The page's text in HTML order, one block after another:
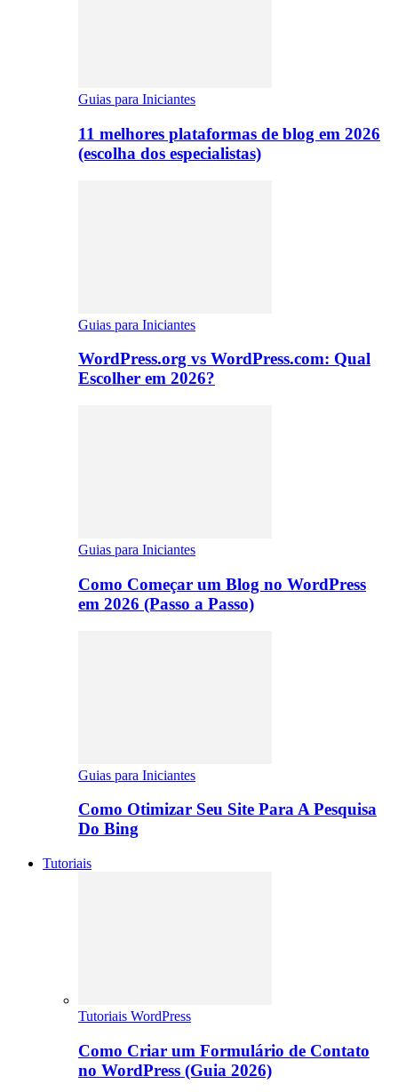
Guias para Iniciantes
11 melhores plataformas de blog em 2026
(escolha dos especialistas)
Guias para Iniciantes
WordPress.org vs WordPress.com: Qual
Escolher em 2026?
Guias para Iniciantes
Como Começar um Blog no WordPress
em 2026 (Passo a Passo)
Guias para Iniciantes
Como Otimizar Seu Site Para A Pesquisa
Do Bing
Tutoriais
Tutoriais WordPress
Como Criar um Formulário de Contato
no WordPress (Guia 2026)